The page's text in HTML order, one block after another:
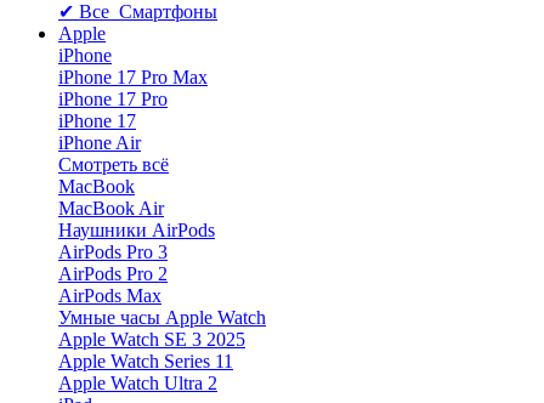
✔ Все Смартфоны
Apple
iPhone
iPhone 17 Pro Max
iPhone 17 Pro
iPhone 17
iPhone Air
Смотреть всё
MacBook
MacBook Air
Наушники AirPods
AirPods Pro 3
AirPods Pro 2
AirPods Max
Умные часы Apple Watch
Apple Watch SE 3 2025
Apple Watch Series 11
Apple Watch Ultra 2